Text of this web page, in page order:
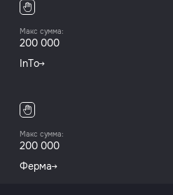
Макс сумма:
200 000
InTo
Макс сумма:
200 000
Ферма